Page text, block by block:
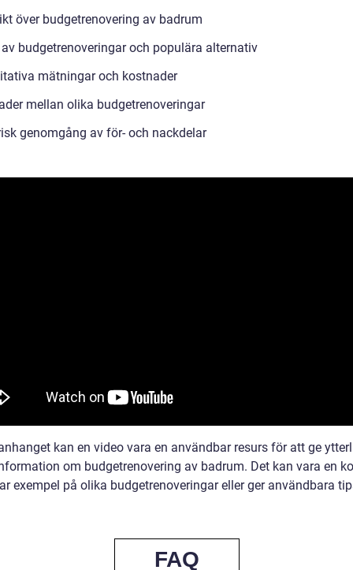
över budgetrenovering av badrum
budgetrenoveringar och populära alternativ
mätningar och kostnader
mellan olika budgetrenoveringar
genomgång av för- och nackdelar
kan en video vara en användbar resurs för att ge
om budgetrenovering av badrum. Det kan vara en
exempel på olika budgetrenoveringar eller ger användbara
FAQ